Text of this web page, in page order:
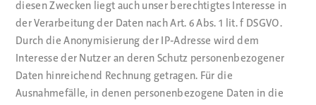
diesen Zwecken liegt auch unser berechtigtes Interesse in
der Verarbeitung der Daten nach Art. 6 Abs. 1 lit. f DSGVO.
Durch die Anonymisierung der IP-Adresse wird dem
Interesse der Nutzer an deren Schutz personenbezogener
Daten hinreichend Rechnung getragen. Für die
Ausnahmefälle, in denen personenbezogene Daten in die